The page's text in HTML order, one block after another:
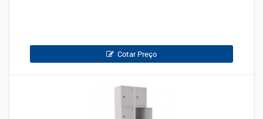
Cotar Preço